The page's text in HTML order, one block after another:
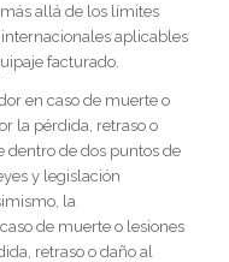
allá de los límites
aplicables
facturado.
en caso de muerte o
la pérdida, retraso o
dentro de dos puntos de
y legislación
la
de muerte o lesiones
retraso o daño al